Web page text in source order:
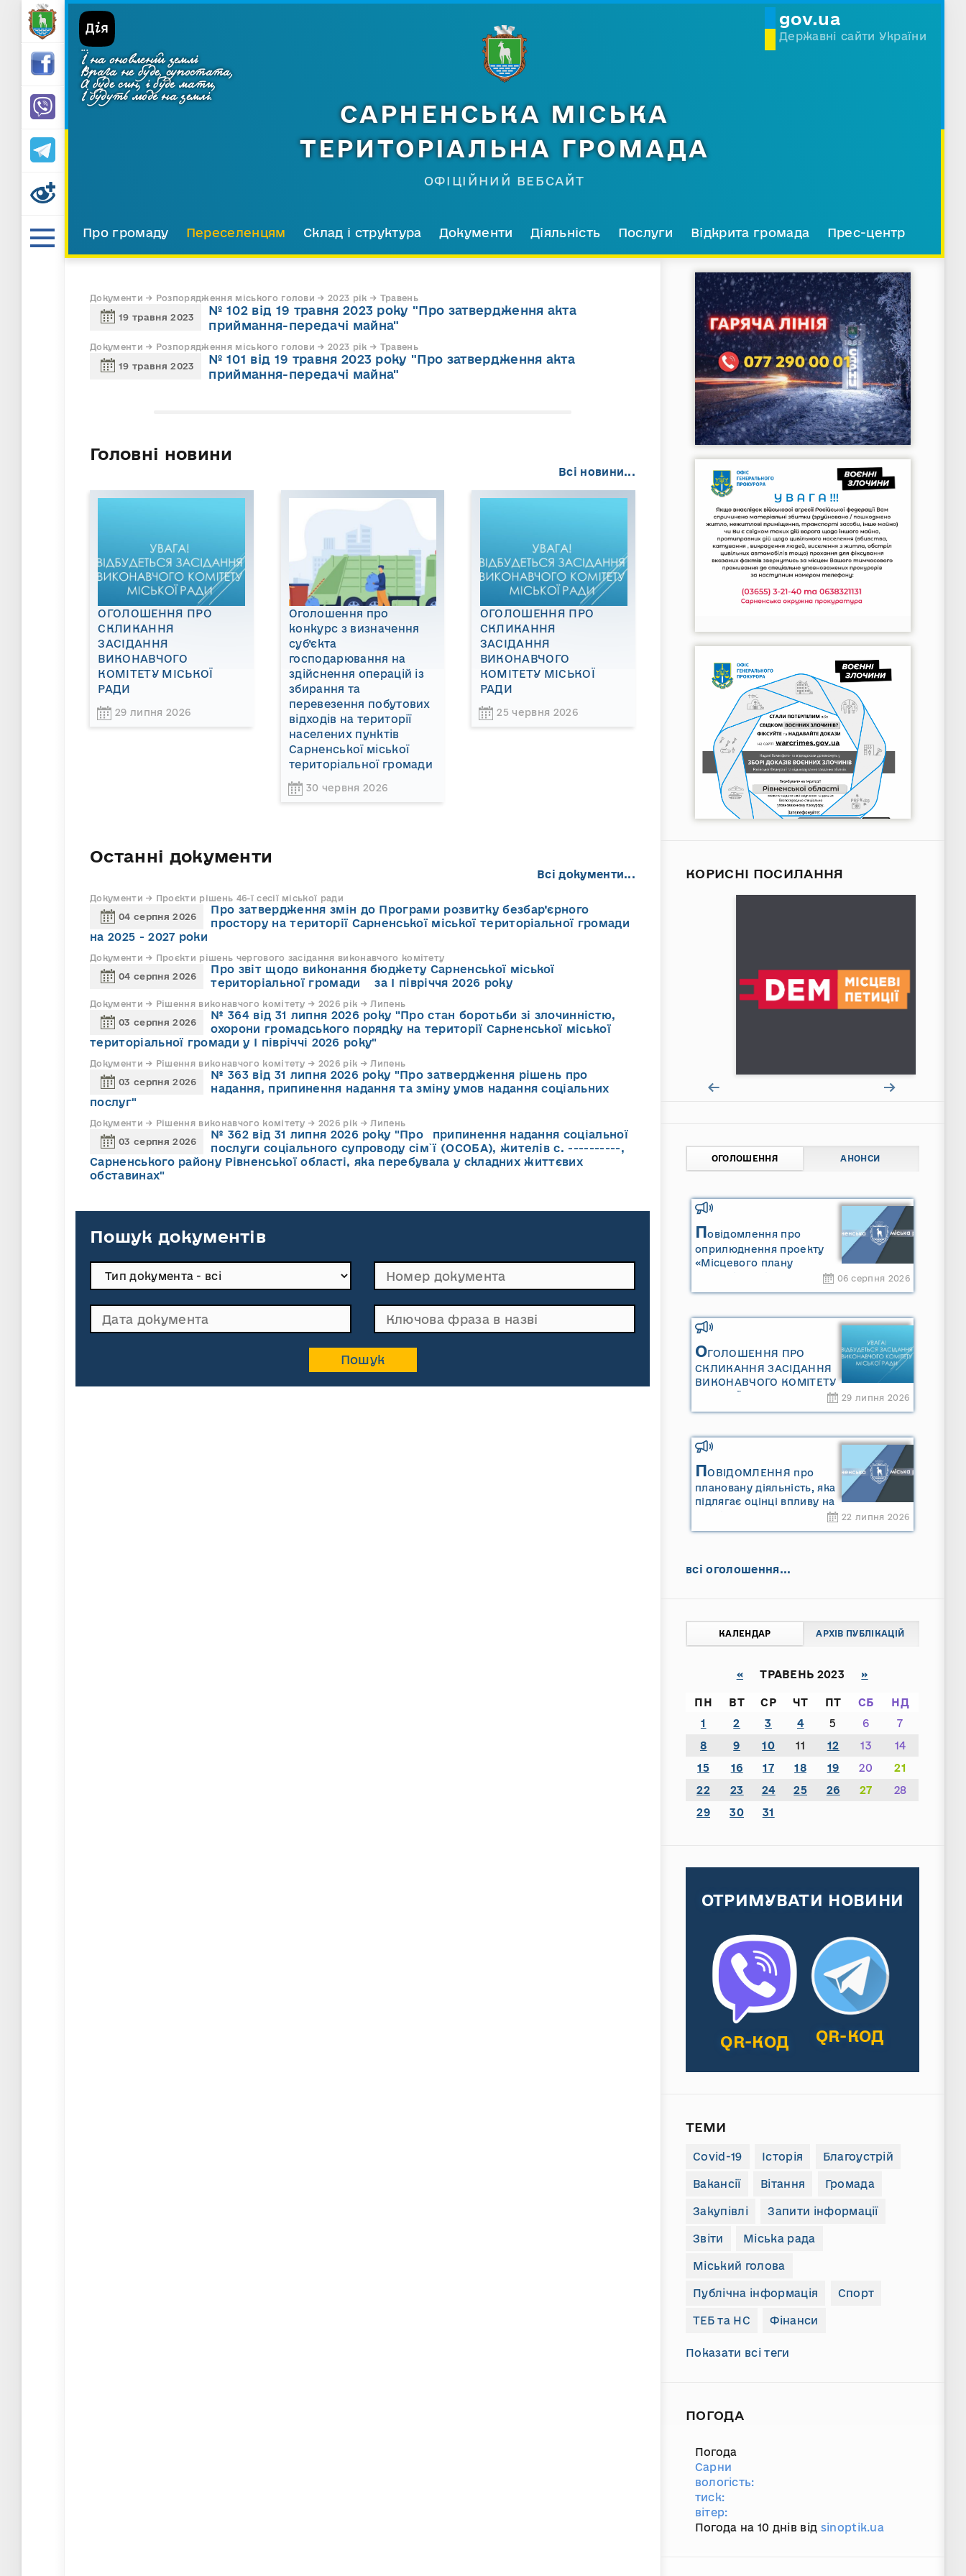
gov.ua
Державні сайти України
...
І на оновленій землі
Врага не буде, супостата,
А буде син, і буде мати,
І будуть люде на землі.
САРНЕНСЬКА МІСЬКА
ТЕРИТОРІАЛЬНА ГРОМАДА
ОФІЦІЙНИЙ ВЕБСАЙТ
Про громаду Переселенцям Склад і структура Документи Діяльність Послуги Відкрита громада Прес-центр
Документи → Розпорядження міського голови → 2023 рік → Травень
19 травня 2023
№ 102 від 19 травня 2023 року "Про затвердження акта
приймання-передачі майна"
Документи → Розпорядження міського голови → 2023 рік → Травень
19 травня 2023
№ 101 від 19 травня 2023 року "Про затвердження акта
приймання-передачі майна"
Головні новини
Всі новини...
ОГОЛОШЕННЯ ПРО
СКЛИКАННЯ
ЗАСІДАННЯ
ВИКОНАВЧОГО
КОМІТЕТУ МІСЬКОЇ
РАДИ
29 липня 2026
Оголошення про
конкурс з визначення
суб’єкта
господарювання на
здійснення операцій із
збирання та
перевезення побутових
відходів на території
населених пунктів
Сарненської міської
територіальної громади
30 червня 2026
ОГОЛОШЕННЯ ПРО
СКЛИКАННЯ
ЗАСІДАННЯ
ВИКОНАВЧОГО
КОМІТЕТУ МІСЬКОЇ
РАДИ
25 червня 2026
Останні документи
Всі документи...
Документи → Проєкти рішень 46-ї сесії міської ради
04 серпня 2026
Про затвердження змін до Програми розвитку безбар’єрного
простору на території Сарненської міської територіальної громади
на 2025 - 2027 роки
Документи → Проєкти рішень чергового засідання виконавчого комітету
04 серпня 2026
Про звіт щодо виконання бюджету Сарненської міської
територіальної громади за І півріччя 2026 року
Документи → Рішення виконавчого комітету → 2026 рік → Липень
03 серпня 2026
№ 364 від 31 липня 2026 року "Про стан боротьби зі злочинністю,
охорони громадського порядку на території Сарненської міської
територіальної громади у І півріччі 2026 року"
Документи → Рішення виконавчого комітету → 2026 рік → Липень
03 серпня 2026
№ 363 від 31 липня 2026 року "Про затвердження рішень про
надання, припинення надання та зміну умов надання соціальних
послуг"
Документи → Рішення виконавчого комітету → 2026 рік → Липень
03 серпня 2026
№ 362 від 31 липня 2026 року "Про припинення надання соціальної
послуги соціального супроводу cім`ї (ОСОБА), жителів с. ----------,
Сарненського району Рівненської області, яка перебувала у складних життєвих
обставинах"
Пошук документів
КОРИСНІ ПОСИЛАННЯ
ОГОЛОШЕННЯ АНОНСИ
Повідомлення про
оприлюднення проекту
«Місцевого плану
Сарненської міської
та «Звіту про стратегічну
екологічну оцінку
«Місцевого плану
управління відходами
Сарненської міської
територіальної громади»
06 серпня 2026
ОГОЛОШЕННЯ ПРО
СКЛИКАННЯ ЗАСІДАННЯ
ВИКОНАВЧОГО КОМІТЕТУ
МІСЬКОЇ РАДИ
29 липня 2026
ПОВІДОМЛЕННЯ про
плановану діяльність, яка
підлягає оцінці впливу на
довкілля ТОВАРИСТВО З
ОБМЕЖЕНОЮ
22 липня 2026
всі оголошення...
КАЛЕНДАР АРХІВ ПУБЛІКАЦІЙ
«ТРАВЕНЬ 2023 »
ПН ВТ СР ЧТ ПТ СБ
НД
1
2 3 4 5 6
7
8
9 10 11 12 13
14
15
16 17 18 19 20
21
22
23 24 25 26 27
28
29
30 31
ОТРИМУВАТИ НОВИНИ
QR-КОД QR-КОД
ТЕМИ
Covid-19 Історія Благоустрій
Вакансії Вітання Громада
Закупівлі Запити інформації
Звіти Міська рада
Міський голова
Публічна інформація Спорт
ТЕБ та НС Фінанси
Показати всі теги
ПОГОДА
Погода
Сарни
вологість:
тиск:
вітер:
Погода на 10 днів від sinoptik.ua